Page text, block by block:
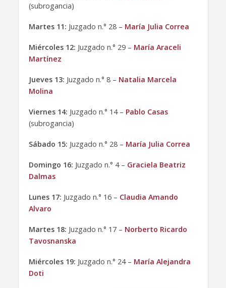
(subrogancia)
Martes 11: Juzgado n.° 28 – María Julia Correa
Miércoles 12: Juzgado n.° 29 – María Araceli
Martínez
Jueves 13: Juzgado n.° 8 – Natalia Marcela
Molina
Viernes 14: Juzgado n.° 14 – Pablo Casas
(subrogancia)
Sábado 15: Juzgado n.° 28 – María Julia Correa
Domingo 16: Juzgado n.° 4 – Graciela Beatriz
Dalmas
Lunes 17: Juzgado n.° 16 – Claudia Amando
Alvaro
Martes 18: Juzgado n.° 17 – Norberto Ricardo
Tavosnanska
Miércoles 19: Juzgado n.° 24 – María Alejandra
Doti